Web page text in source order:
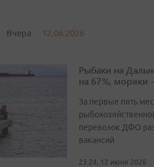
Вчера 12.06.2026
Рыбаки на
на 67%, моряки
За первые пять
перевозок ДФО
вакансий
23:24, 12 июня 2026